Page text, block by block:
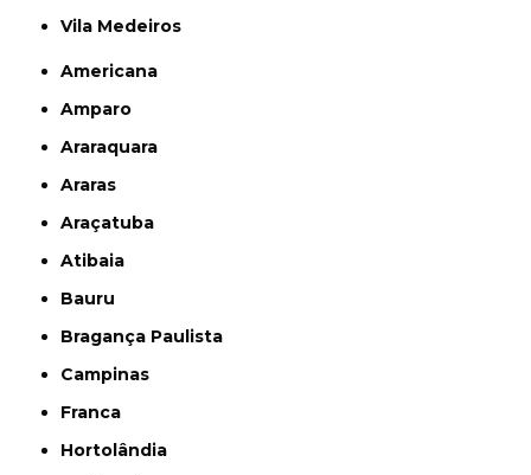
Vila Medeiros
Americana
Amparo
Araraquara
Araras
Araçatuba
Atibaia
Bauru
Bragança Paulista
Campinas
Franca
Hortolândia